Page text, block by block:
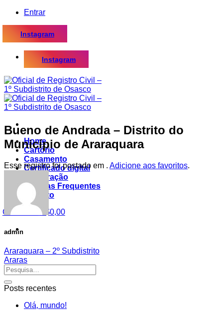
Skip
content
Entrar
Instagram
Instagram
Home
Cartório
Casamento
Certificado digital
Procuração
Dúvidas Frequentes
Contato
Carrinho /
R$0,00
Bueno de Andrada – Distrito do
Município de Araraquara
Esse registro foi postado em . Adicione aos favoritos.
admin
Araraquara – 2º Subdistrito
Araras
Posts recentes
Olá, mundo!